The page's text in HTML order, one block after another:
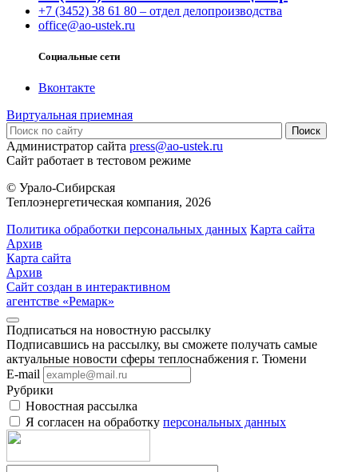
+7 (3452) 38 61 80 – отдел делопроизводства
office@ao-ustek.ru
Социальные сети
Вконтакте
Виртуальная приемная
Администратор сайта press@ao-ustek.ru
Сайт работает в тестовом режиме
© Урало-Сибирская
Теплоэнергетическая компания, 2026
Политика обработки персональных данных Карта сайта
Архив
Карта сайта
Архив
Сайт создан в интерактивном
агентстве «Ремарк»
Подписаться на новостную рассылку
Подписавшись на рассылку, вы сможете получать самые
актуальные новости сферы теплоснабжения г. Тюмени
E-mail
Рубрики
Новостная рассылка
Я согласен на обработку персональных данных